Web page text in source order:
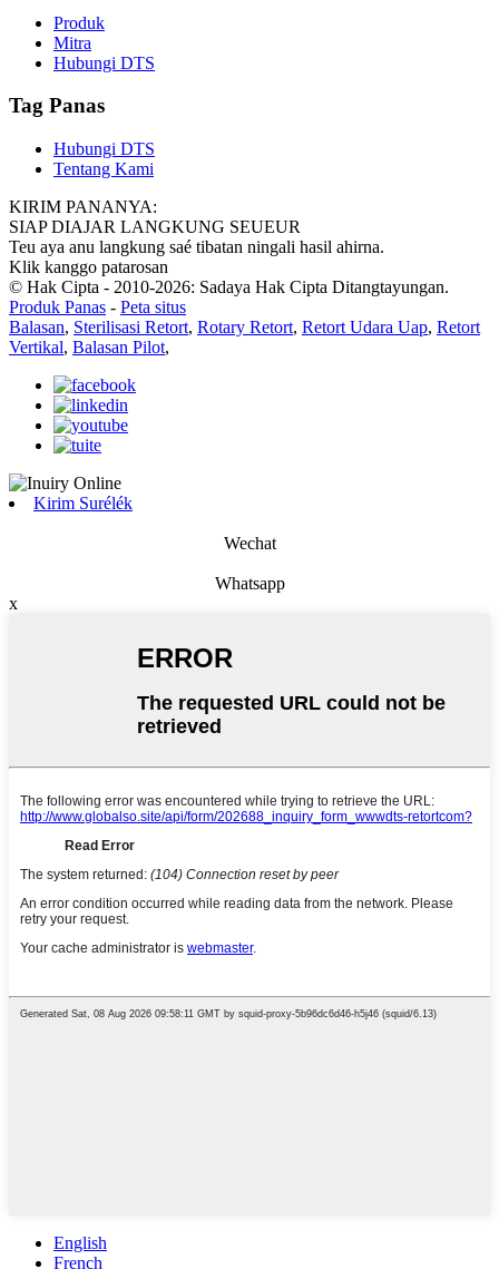
Produk
Mitra
Hubungi DTS
Tag Panas
Hubungi DTS
Tentang Kami
KIRIM PANANYA:
SIAP DIAJAR LANGKUNG SEUEUR
Teu aya anu langkung saé tibatan ningali hasil ahirna.
Klik kanggo patarosan
© Hak Cipta - 2010-2026: Sadaya Hak Cipta Ditangtayungan.
Produk Panas - Peta situs
Balasan, Sterilisasi Retort, Rotary Retort, Retort Udara Uap, Retort
Vertikal, Balasan Pilot,
Kirim Surélék
Wechat
Whatsapp
x
English
French